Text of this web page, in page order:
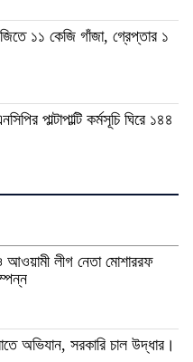
১১ কেজি গাঁজা, গ্রেপ্তার ১
পাল্টাপাল্টি কর্মসূচি ঘিরে ১৪৪
আওয়ামী লীগ নেতা মোশাররফ
অভিযান, সরকারি চাল উদ্ধার।